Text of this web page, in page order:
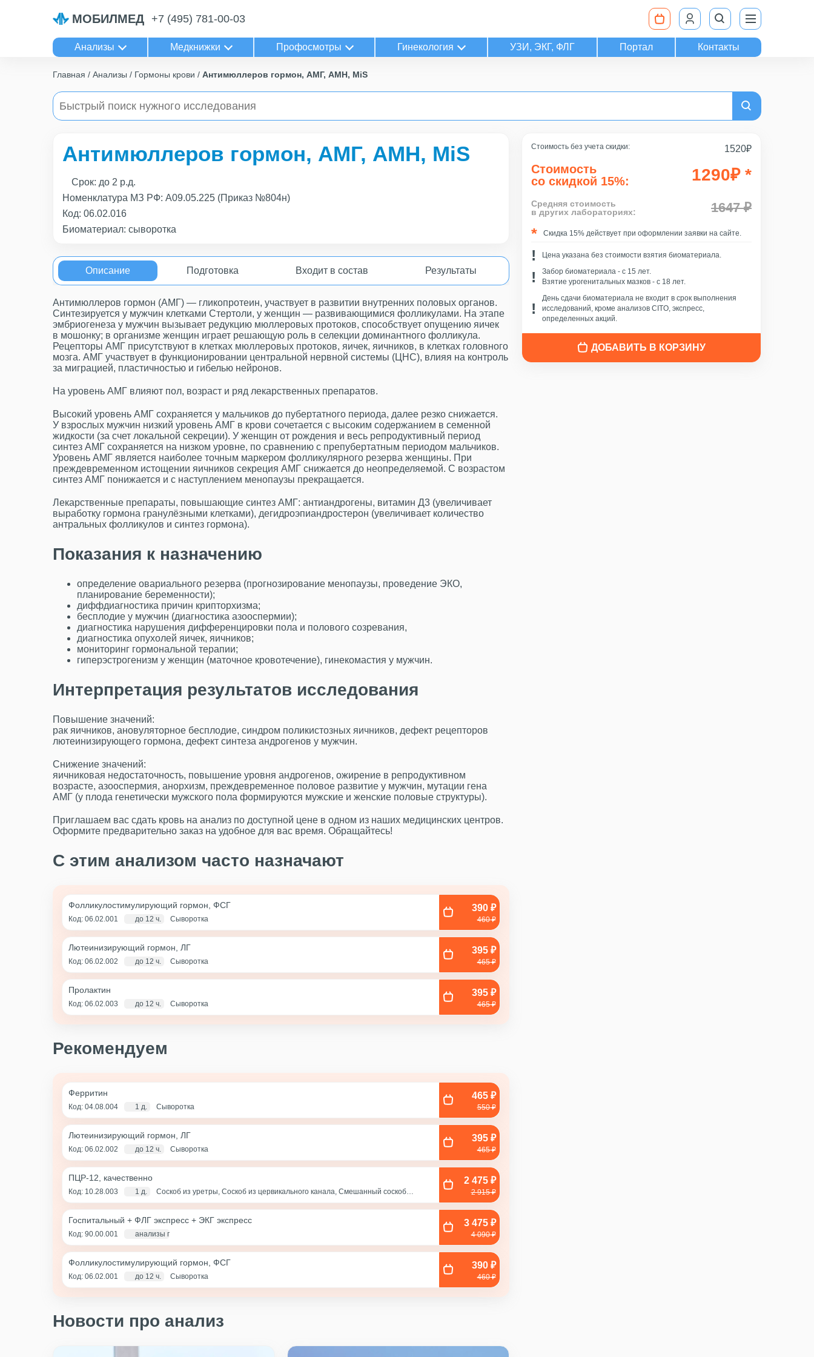
МОБИЛМЕД +7 (495) 781-00-03
Анализы Медкнижки Профосмотры Гинекология УЗИ, ЭКГ, ФЛГ Портал Контакты
Главная Анализы Гормоны крови Антимюллеров гормон, АМГ, АМН, MiS
Стоимость без учета скидки: 1520₽
Стоимость
со скидкой 15%:
1290₽ *
Средняя стоимость
в других лабораториях:
1647 ₽
Скидка 15% действует при оформлении заявки на сайте.
Цена указана без стоимости взятия биоматериала.
Забор биоматериала - c 15 лет.
Взятие урогенитальных мазков - с 18 лет.
День сдачи биоматериала не входит в срок выполнения
исследований, кроме анализов CITO, экспресс,
определенных акций.
ДОБАВИТЬ В КОРЗИНУ
Антимюллеров гормон, АМГ, АМН, MiS
Срок: до 2 р.д.
Номенклатура МЗ РФ: A09.05.225 (Приказ №804н)
Код: 06.02.016
Биоматериал: сыворотка
Описание Подготовка Входит в состав Результаты
Антимюллеров гормон (АМГ) — гликопротеин, участвует в развитии внутренних половых органов.
Синтезируется у мужчин клетками Стертоли, у женщин — развивающимися фолликулами. На этапе
эмбриогенеза у мужчин вызывает редукцию мюллеровых протоков, способствует опущению яичек
в мошонку; в организме женщин играет решающую роль в селекции доминантного фолликула.
Рецепторы АМГ присутствуют в клетках мюллеровых протоков, яичек, яичников, в клетках головного
мозга. АМГ участвует в функционировании центральной нервной системы (ЦНС), влияя на контроль
за миграцией, пластичностью и гибелью нейронов.
На уровень АМГ влияют пол, возраст и ряд лекарственных препаратов.
Высокий уровень АМГ сохраняется у мальчиков до пубертатного периода, далее резко снижается.
У взрослых мужчин низкий уровень АМГ в крови сочетается с высоким содержанием в семенной
жидкости (за счет локальной секреции). У женщин от рождения и весь репродуктивный период
синтез АМГ сохраняется на низком уровне, по сравнению с препубертатным периодом мальчиков.
Уровень АМГ является наиболее точным маркером фолликулярного резерва женщины. При
преждевременном истощении яичников секреция АМГ снижается до неопределяемой. С возрастом
синтез АМГ понижается и с наступлением менопаузы прекращается.
Лекарственные препараты, повышающие синтез АМГ: антиандрогены, витамин Д3 (увеличивает
выработку гормона гранулёзными клетками), дегидроэпиандростерон (увеличивает количество
антральных фолликулов и синтез гормона).
Показания к назначению
определение овариального резерва (прогнозирование менопаузы, проведение ЭКО,
планирование беременности);
диффдиагностика причин крипторхизма;
бесплодие у мужчин (диагностика азооспермии);
диагностика нарушения дифференцировки пола и полового созревания,
диагностика опухолей яичек, яичников;
мониторинг гормональной терапии;
гиперэстрогенизм у женщин (маточное кровотечение), гинекомастия у мужчин.
Интерпретация результатов исследования
Повышение значений:
рак яичников, ановуляторное бесплодие, синдром поликистозных яичников, дефект рецепторов
лютеинизирующего гормона, дефект синтеза андрогенов у мужчин.
Снижение значений:
яичниковая недостаточность, повышение уровня андрогенов, ожирение в репродуктивном
возрасте, азооспермия, анорхизм, преждевременное половое развитие у мужчин, мутации гена
АМГ (у плода генетически мужского пола формируются мужские и женские половые структуры).
Приглашаем вас сдать кровь на анализ по доступной цене в одном из наших медицинских центров.
Оформите предварительно заказ на удобное для вас время. Обращайтесь!
С этим анализом часто назначают
Фолликулостимулирующий гормон, ФСГ
Код: 06.02.001 до 12 ч. Сыворотка
390 ₽
460 ₽
Лютеинизирующий гормон, ЛГ
Код: 06.02.002 до 12 ч. Сыворотка
395 ₽
465 ₽
Пролактин
Код: 06.02.003 до 12 ч. Сыворотка
395 ₽
465 ₽
Рекомендуем
Ферритин
Код: 04.08.004 1 д. Сыворотка
465 ₽
550 ₽
Лютеинизирующий гормон, ЛГ
Код: 06.02.002 до 12 ч. Сыворотка
395 ₽
465 ₽
ПЦР-12, качественно
Код: 10.28.003 1 д.
Соскоб из уретры, Соскоб из цервикального канала, Смешанный соскоб
2 475 ₽
2 915 ₽
Госпитальный + ФЛГ экспресс + ЭКГ экспресс
Код: 90.00.001 анализы по крови - 1 д., экг и флг - 1 час
3 475 ₽
4 090 ₽
Фолликулостимулирующий гормон, ФСГ
Код: 06.02.001 до 12 ч. Сыворотка
390 ₽
460 ₽
Новости про анализ